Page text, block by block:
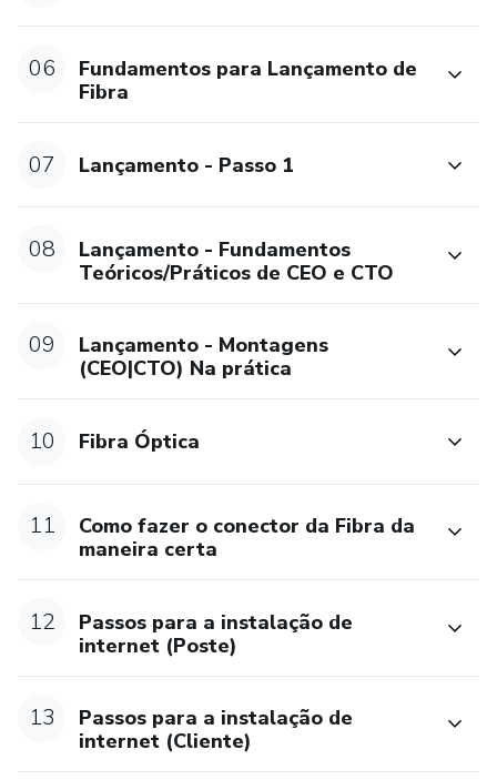
06
Fundamentos para Lançamento de
Fibra
07 Lançamento - Passo 1
08
Lançamento - Fundamentos
Teóricos/Práticos de CEO e CTO
09
Lançamento - Montagens
(CEO|CTO) Na prática
10 Fibra Óptica
11
Como fazer o conector da Fibra da
maneira certa
12
Passos para a instalação de
internet (Poste)
13
Passos para a instalação de
internet (Cliente)